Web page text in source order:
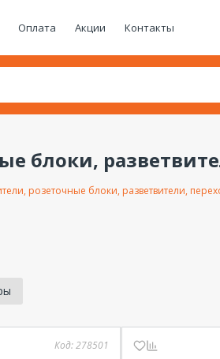
Оплата Акции Контакты
блоки,
розеточные блоки, разветвители,
Код:278501